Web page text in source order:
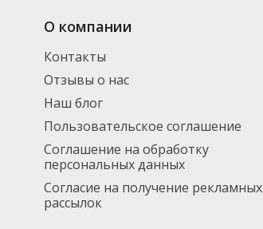
О компании
Контакты
Отзывы о нас
Наш блог
Пользовательское соглашение
Соглашение на обработку
персональных данных
Согласие на получение рекламных
рассылок